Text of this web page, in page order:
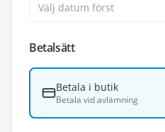
Välj datum först
Betalsätt
Betala i butik
Betala vid avlämning